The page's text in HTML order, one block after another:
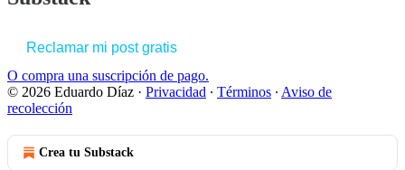
Reclamar mi post gratis
O compra una suscripción de pago.
© 2026 Eduardo Díaz · Privacidad ∙ Términos ∙ Aviso de
recolección
Crea tu Substack